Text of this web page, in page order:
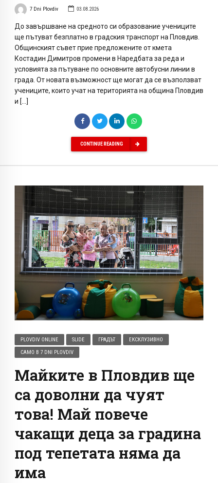
7 Dni Plovdiv 03.08.2026
До завършване на средното си образование учениците
ще пътуват безплатно в градския транспорт на Пловдив.
Общинският съвет прие предложените от кмета
Костадин Димитров промени в Наредбата за реда и
условията за пътуване по основните автобусни линии в
града. От новата възможност ще могат да се възползват
учениците, които учат на територията на община Пловдив
и […]
CONTINUE READING
PLOVDIV ONLINE SLIDE ГРАДЪТ ЕКСКЛУЗИВНО
САМО В 7 DNI PLOVDIV
Майките в Пловдив ще
са доволни да чуят
това! Май повече
чакащи деца за градина
под тепетата няма да
има